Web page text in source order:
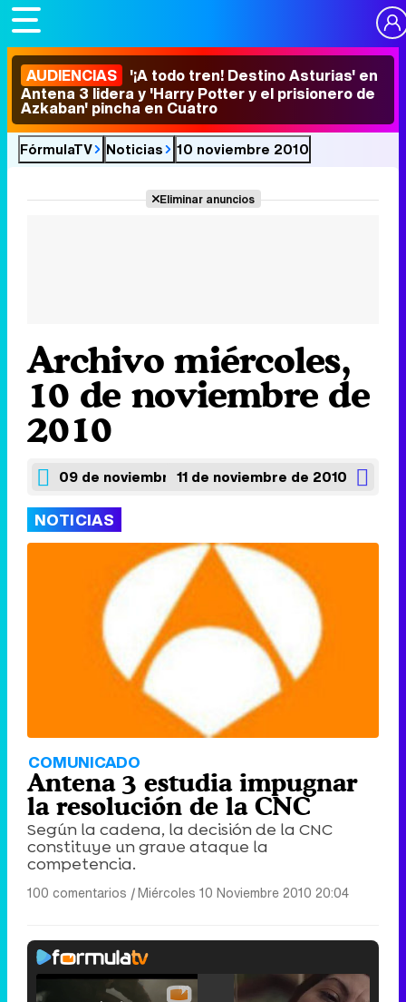
AUDIENCIAS '¡A todo tren! Destino Asturias' en
Antena 3 lidera y 'Harry Potter y el prisionero de
Azkaban' pincha en Cuatro
FórmulaTV Noticias 10 noviembre 2010
Eliminar anuncios
Archivo miércoles,
10 de noviembre de
2010
09 de noviembre de 201011 de noviembre de 2010
NOTICIAS
COMUNICADO
Antena 3 estudia impugnar
la resolución de la CNC
Según la cadena, la decisión de la CNC
constituye un grave ataque la
competencia.
100 comentarios |Miércoles 10 Noviembre 2010 20:04